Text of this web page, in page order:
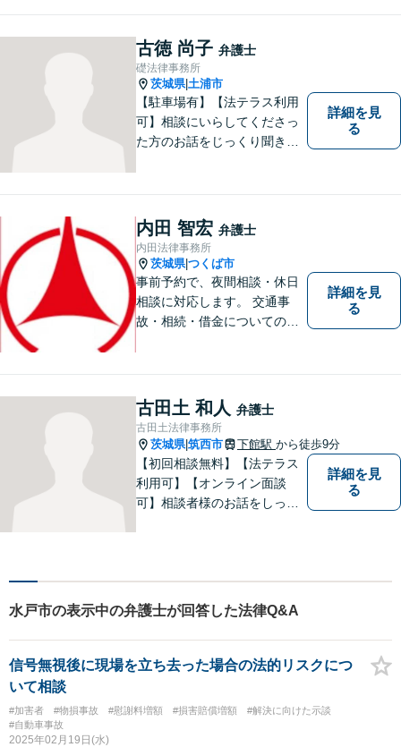
古徳 尚子 弁護士
礎法律事務所
茨城県| 土浦市
【駐車場有】【法テラス利用
可】相談にいらしてくださっ
た方のお話をじっくり聞き、
相談は早めの相談が大切で
す。皆様が相談しやすい環境
を整えておりますので、お気
軽にご相談ください。
詳細を見
る
内田 智宏 弁護士
内田法律事務所
茨城県|つくば市
事前予約で、夜間相談・休日
相談に対応します。 交通事
故・相続・借金についてのご
い。
詳細を見
る
古田土 和人 弁護士
古田土法律事務所
茨城県|筑西市 下館駅 から徒歩9分
【初回相談無料】【法テラス
利用可】【オンライン面談
可】相談者様のお話をしっか
詳細を見
る
水戸市の表示中の弁護士が回答した法律Q&A
信号無視後に現場を立ち去った場合の法的リスクにつ
いて相談
#加害者 #物損事故 #慰謝料増額 #損害賠償増額
#解決に向けた示談
#自動車事故
2025年02月19日(水)